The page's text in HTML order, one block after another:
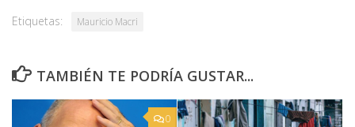
Etiquetas: Mauricio Macri
TAMBIÉN TE PODRÍA GUSTAR...
0